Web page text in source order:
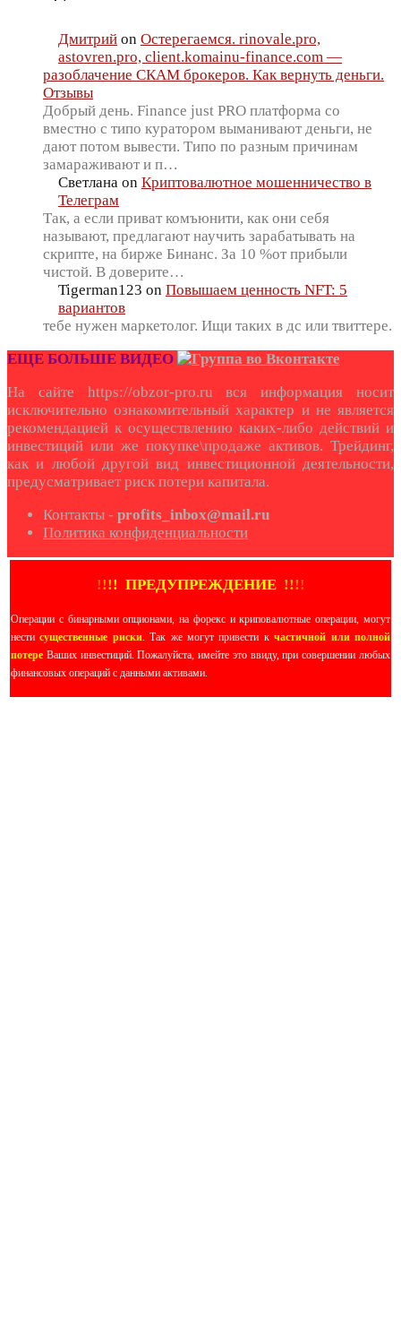
Дмитрий on Остерегаемся. rinovale.pro,
astovren.pro, client.komainu-finance.com —
разоблачение СКАМ брокеров. Как вернуть деньги.
Отзывы
Добрый день. Finance just PRO платформа со
вместно с типо куратором выманивают деньги, не
дают потом вывести. Типо по разным причинам
замараживают и п…
Светлана on Криптовалютное мошенничество в
Телеграм
Так, а если приват комъюнити, как они себя
называют, предлагают научить зарабатывать на
скрипте, на бирже Бинанс. За 10 %от прибыли
чистой. В доверите…
Tigerman123 on Повышаем ценность NFT: 5
вариантов
тебе нужен маркетолог. Ищи таких в дс или твиттере.
ЕЩЕ БОЛЬШЕ ВИДЕО
На сайте https://obzor-pro.ru вся информация носит
исключительно ознакомительный характер и не является
рекомендацией к осуществлению каких-либо действий и
инвестиций или же покупке\продаже активов. Трейдинг,
как и любой другой вид инвестиционной деятельности,
предусматривает риск потери капитала.
Контакты - profits_inbox@mail.ru
Политика конфиденциальности
!!!! ПРЕДУПРЕЖДЕНИЕ !!!!
Операции с бинарными опционами, на форекс и криповалютные операции, могут
нестисущественные риски. Так же могут привести кчастичной или полной
потере Ваших инвестиций. Пожалуйста, имейте это ввиду, при совершении любых
финансовых операций с данными активами.